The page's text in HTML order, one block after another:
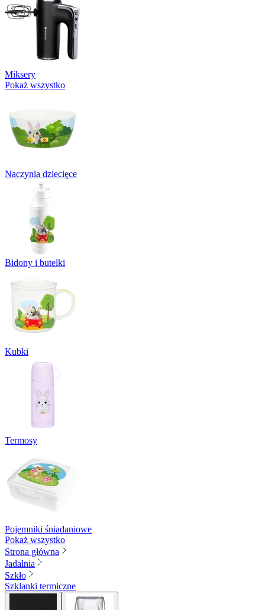
Miksery
Pokaż wszystko
Naczynia dziecięce
Bidony i butelki
Kubki
Termosy
Pojemniki śniadaniowe
Pokaż wszystko
Strona główna
Jadalnia
Szkło
Szklanki termiczne